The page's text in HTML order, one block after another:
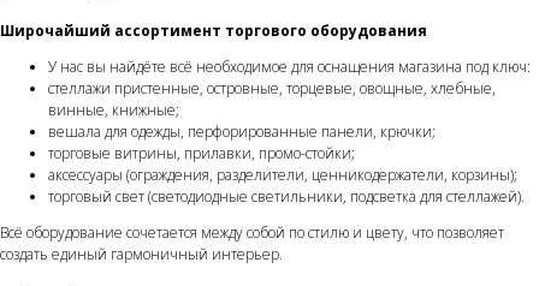
Широчайший ассортимент торгового оборудования
У нас вы найдёте всё необходимое для оснащения магазина под ключ:
стеллажи пристенные, островные, торцевые, овощные, хлебные,
винные, книжные;
вешала для одежды, перфорированные панели, крючки;
торговые витрины, прилавки, промо-стойки;
аксессуары (ограждения, разделители, ценникодержатели, корзины);
торговый свет (светодиодные светильники, подсветка для стеллажей).
Всё оборудование сочетается между собой по стилю и цвету, что позволяет
создать единый гармоничный интерьер.